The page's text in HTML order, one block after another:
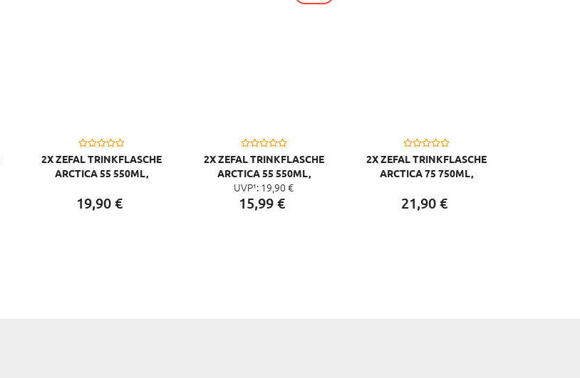
2X ZEFAL TRINKFLASCHE
ARCTICA 55 550ML,
19,90€
2X ZEFAL TRINKFLASCHE
ARCTICA 55 550ML,
SILBER/SCHWARZ
UVP¹: 19, 90 €
15,99€
2X ZEFAL TRINKFLASCHE
ARCTICA 75 750ML,
21,90€